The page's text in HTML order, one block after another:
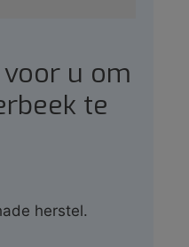
u om
te
herstel.